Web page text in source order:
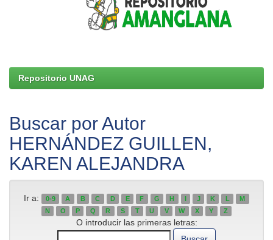
Repositorio UNAG
Buscar por Autor
HERNÁNDEZ GUILLEN,
KAREN ALEJANDRA
Ir a: 0-9 A B C D E F G H I J K L
M
N
O P Q R S T U V W X Y Z
O introducir las primeras letras: